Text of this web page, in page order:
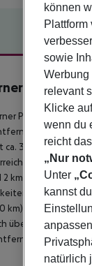
Palace
Palace ist
Am Strand
ca. 35 km entfernt
Die
2 km. Weitere
sind vom Hotel
km). Für
über den
Der
können
Plattform
sowie
Werbung
relevant
Klicke
wenn du
reicht
„Nur
Unter
kannst
natürlich